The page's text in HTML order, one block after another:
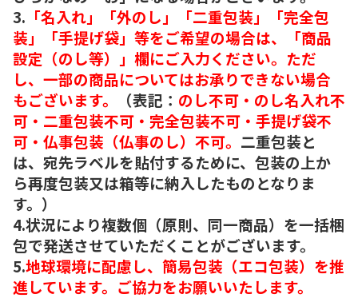
3. 「名入れ」「外のし」「二重包装」「完全包
装」「手提げ袋」等をご希望の場合は、「商品
設定（のし等）」欄にご入力ください。ただ
し、一部の商品についてはお承りできない場合
もございます。
（表記： のし不可・のし名入れ不
可・二重包装不可・完全包装不可・手提げ袋不
可・仏事包装（仏事のし）不可。 二重包装と
は、宛先ラベルを貼付するために、包装の上か
ら再度包装又は箱等に納入したものとなりま
す。）
4.状況により複数個（原則、同一商品）を一括梱
包で発送させていただくことがございます。
5.地球環境に配慮し、簡易包装（エコ包装）を推
進しています。ご協力をお願いいたします。